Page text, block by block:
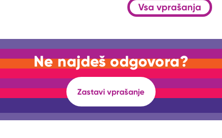
Vsa vprašanja
Ne najdeš odgovora?
Zastavi vprašanje